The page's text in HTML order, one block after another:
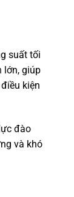
suất tối
lớn, giúp
kiện
đào
và khó